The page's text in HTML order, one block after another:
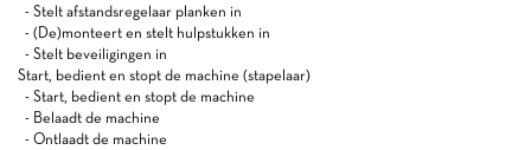
- Stelt afstandsregelaar planken in
- (De)monteert en stelt hulpstukken in
- Stelt beveiligingen in
Start, bedient en stopt de machine (stapelaar)
- Start, bedient en stopt de machine
- Belaadt de machine
- Ontlaadt de machine